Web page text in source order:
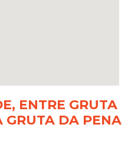
ENTRE GRUTA
GRUTA DA PENA